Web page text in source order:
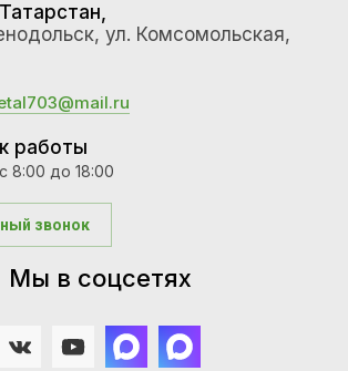
ул. Комсомольская,
работы
с 8:00 до 18:00
звонок
Мы в соцсетях